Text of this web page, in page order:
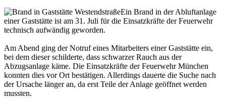
Ein Brand in der Abluftanlage
einer Gaststätte ist am 31. Juli für die Einsatzkräfte der Feuerwehr
technisch aufwändig geworden.
Am Abend ging der Notruf eines Mitarbeiters einer Gaststätte ein,
bei dem dieser schilderte, dass schwarzer Rauch aus der
Abzugsanlage käme. Die Einsatzkräfte der Feuerwehr München
konnten dies vor Ort bestätigen. Allerdings dauerte die Suche nach
der Ursache länger an, da erst Teile der Anlage geöffnet werden
mussten.